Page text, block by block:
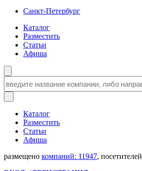
Санкт-Петербург
Каталог
Разместить
Статьи
Афиша
Каталог
Разместить
Статьи
Афиша
размещено компаний: 11947, посетителей